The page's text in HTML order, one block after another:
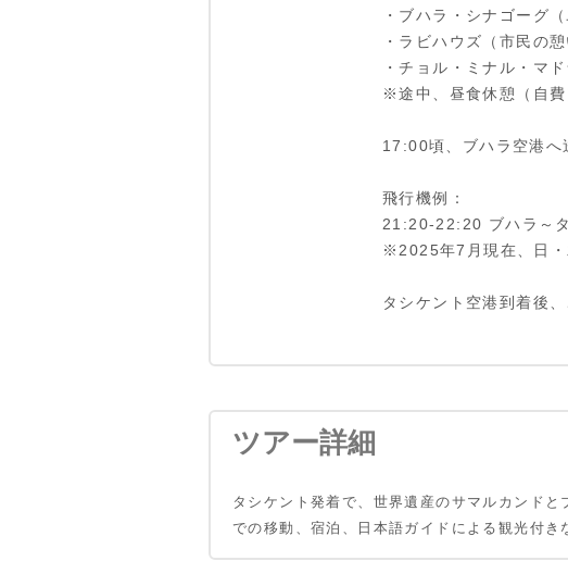
・ブハラ・シナゴーグ（
・ラビハウズ（市民の憩
・チョル・ミナル・マ
※途中、昼食休憩（自費
17:00頃、ブハラ空港へ
飛行機例：
21:20-22:20 ブハラ～
※2025年7月現在、日・
タシケント空港到着後
ツアー詳細
タシケント発着で、世界遺産のサマルカンド
での移動、宿泊、日本語ガイドによる観光付き